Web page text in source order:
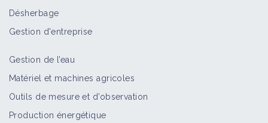
Désherbage
Gestion d'entreprise
Gestion de l’eau
Matériel et machines agricoles
Outils de mesure et d’observation
Production énergétique